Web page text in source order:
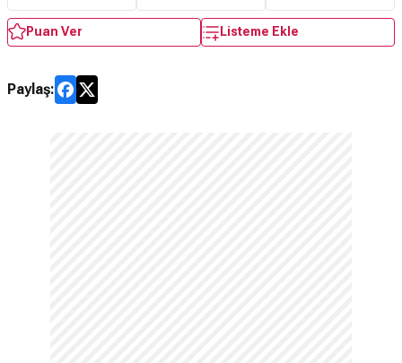
Puan Ver Listeme Ekle
Paylaş: